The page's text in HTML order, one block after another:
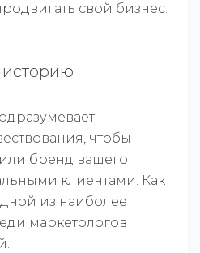
свой бизнес.
чтобы
бренд вашего
клиентами. Как
из наиболее
маркетологов